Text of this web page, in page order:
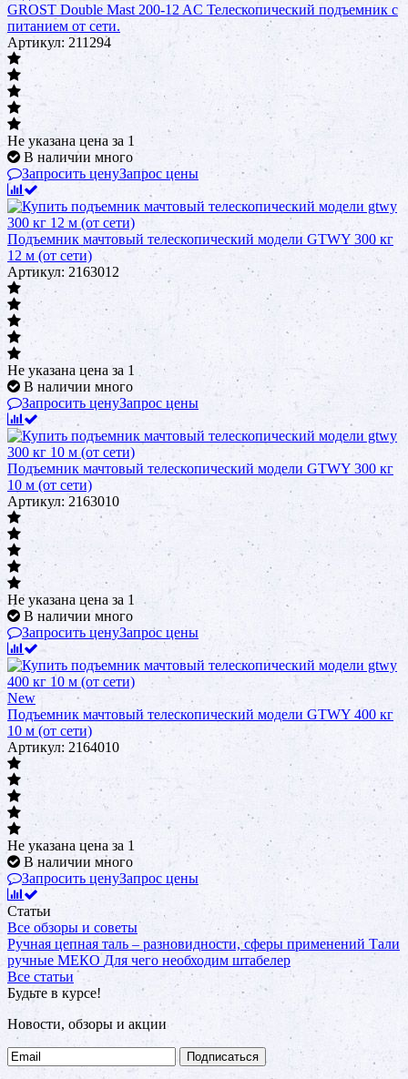
GROST Double Mast 200-12 AC Телескопический подъемник с
питанием от сети.
Артикул: 211294
Не указана цена за 1
В наличии много
Запросить ценуЗапрос цены
Подъемник мачтовый телескопический модели GTWY 300 кг
12 м (от сети)
Артикул: 2163012
Не указана цена за 1
В наличии много
Запросить ценуЗапрос цены
Подъемник мачтовый телескопический модели GTWY 300 кг
10 м (от сети)
Артикул: 2163010
Не указана ценаза 1
В наличии много
Запросить ценуЗапрос цены
New
Подъемник мачтовый телескопический модели GTWY 400 кг
10 м (от сети)
Артикул: 2164010
Не указана цена за 1
В наличии много
Запросить ценуЗапрос цены
Статьи
Все обзоры и советы
Ручная цепная таль – разновидности, сферы применений Тали
ручные МЕКО Для чего необходим штабелер
Все статьи
Будьте в курсе!
Новости, обзоры и акции
Подписаться